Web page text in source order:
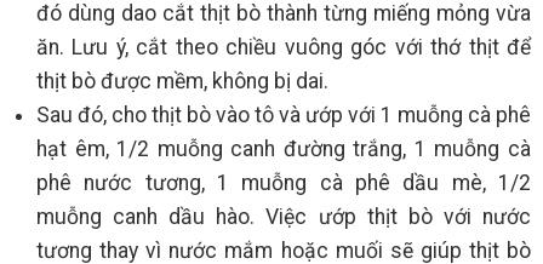
đó dùng dao cắt thịt bò thành từng miếng mỏng vừa
ăn. Lưu ý, cắt theo chiều vuông góc với thớ thịt để
thịt bò được mềm, không bị dai.
Sau đó, cho thịt bò vào tô và ướp với 1 muỗng cà phê
hạt êm, 1/2 muỗng canh đường trắng, 1 muỗng cà
phê nước tương, 1 muỗng cà phê dầu mè, 1/2
muỗng canh dầu hào. Việc ướp thịt bò với nước
tương thay vì nước mắm hoặc muối sẽ giúp thịt bò